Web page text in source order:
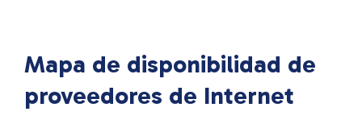
Mapa de disponibilidad de
proveedores de Internet